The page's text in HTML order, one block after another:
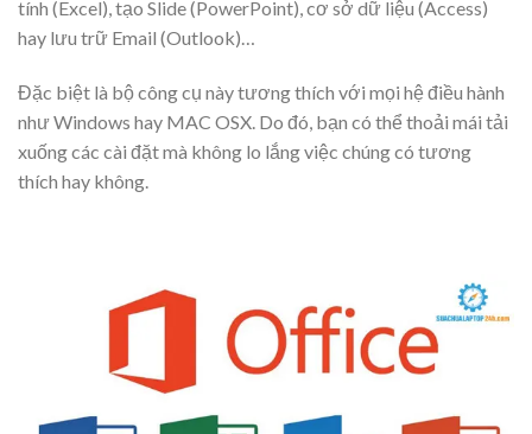
tính (Excel), tạo Slide (PowerPoint), cơ sở dữ liệu (Access)
hay lưu trữ Email (Outlook)…
Đặc biệt là bộ công cụ này tương thích với mọi hệ điều hành
như Windows hay MAC OSX. Do đó, bạn có thể thoải mái tải
xuống các cài đặt mà không lo lắng việc chúng có tương
thích hay không.